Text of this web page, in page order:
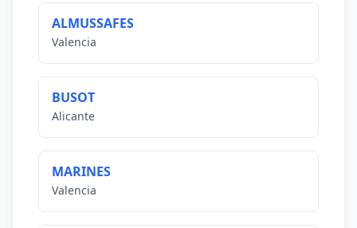
ALMUSSAFES
Valencia
BUSOT
Alicante
MARINES
Valencia